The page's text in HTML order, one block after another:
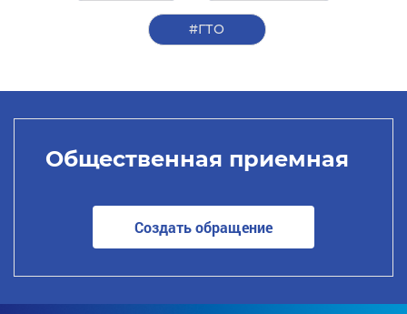
#ГТО
Общественная приемная
Создать обращение